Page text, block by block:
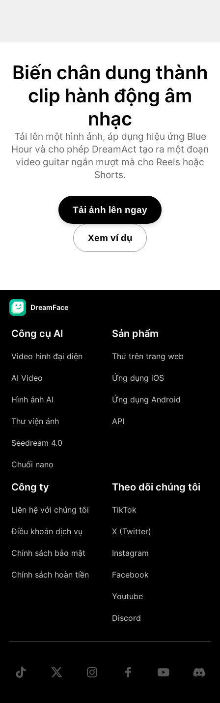
Biến chân dung thành
clip hành động âm
nhạc
Tải lên một hình ảnh, áp dụng hiệu ứng Blue
Hour và cho phép DreamAct tạo ra một đoạn
video guitar ngắn mượt mà cho Reels hoặc
Shorts.
Tải ảnh lên ngay
Xem ví dụ
DreamFace
Công cụ AI
Video hình đại diện
AI Video
Hình ảnh AI
Thư viện ảnh
Seedream 4.0
Chuối nano
Sản phẩm
Thử trên trang web
Ứng dụng iOS
Ứng dụng Android
API
Công ty
Liên hệ với chúng tôi
Điều khoản dịch vụ
Chính sách bảo mật
Chính sách hoàn tiền
Theo dõi chúng tôi
TikTok
X (Twitter)
Instagram
Facebook
Youtube
Discord